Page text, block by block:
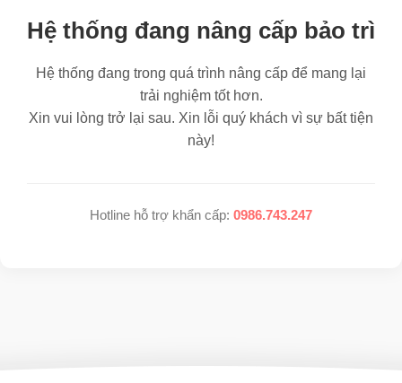
Hệ thống đang nâng cấp bảo trì
Hệ thống đang trong quá trình nâng cấp để mang lại
trải nghiệm tốt hơn.
Xin vui lòng trở lại sau. Xin lỗi quý khách vì sự bất tiện
này!
Hotline hỗ trợ khẩn cấp: 0986.743.247